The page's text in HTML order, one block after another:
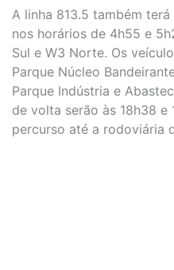
A linha 813.5 também
nos horários de 4h55 e
Sul e W3 Norte. Os
Parque Núcleo
Parque Indústria e
de volta serão às 18h38 e
percurso até a rodoviária